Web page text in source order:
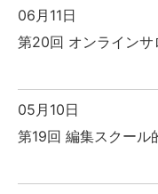
06月11日
第20回 オンライン
05月10日
第19回 編集スクール